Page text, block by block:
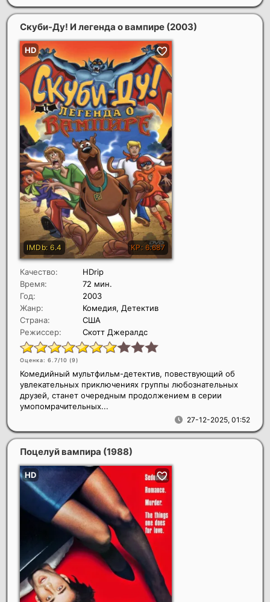
Скуби-Ду! И легенда о вампире (2003)
Качество:
HDrip
Время:
72 мин.
Год:
2003
Жанр:
Комедия, Детектив
Страна:
США
Режиссер:
Скотт Джералдс
Оценка: 6.7/10 (9)
27-12-2025, 01:52
Комедийный мультфильм-детектив, повествующий об
увлекательных приключениях группы любознательных
друзей, станет очередным продолжением в серии
умопомрачительных...
Поцелуй вампира (1988)